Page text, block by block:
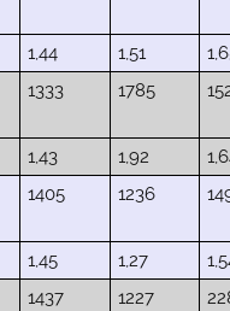
1,44 1,51
1333 1785
1,43 1,92
1405 1236
1,45 1,27
1437 1227